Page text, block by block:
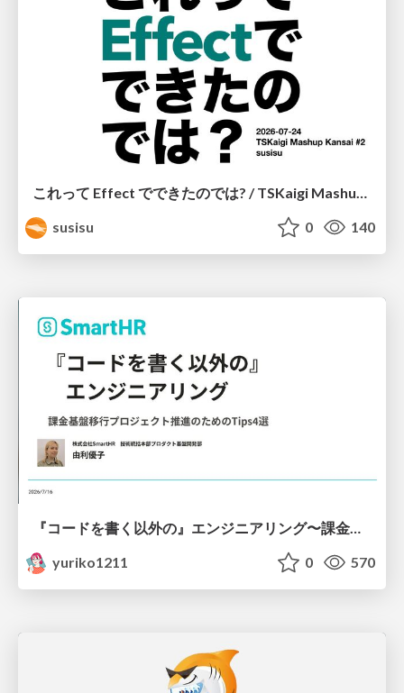
susisu
0 140
『コードを書く以外の』エンジニアリング〜課金基盤移行プロジェクト推進のためのTips4選
yuriko1211
0 570